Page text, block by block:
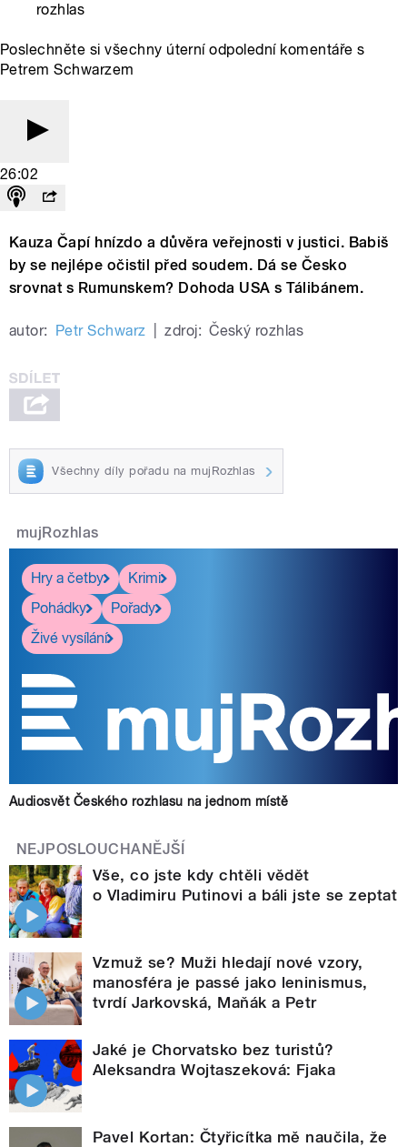
rozhlas
Poslechněte si všechny úterní odpolední komentáře s
Petrem Schwarzem
26:02
Kauza Čapí hnízdo a důvěra veřejnosti v justici. Babiš
by se nejlépe očistil před soudem. Dá se Česko
srovnat s Rumunskem? Dohoda USA s Tálibánem.
autor: Petr Schwarz zdroj: Český rozhlas
Všechny díly pořadu na mujRozhlas
mujRozhlas
Hry a četby
Krimi
Pohádky
Pořady
Živé vysílání
Audiosvět Českého rozhlasu na jednom místě
NEJPOSLOUCHANĚJŠÍ
Vše, co jste kdy chtěli vědět
o Vladimiru Putinovi a báli jste se zeptat
Vzmuž se? Muži hledají nové vzory,
manosféra je passé jako leninismus,
tvrdí Jarkovská, Maňák a Petr
Jaké je Chorvatsko bez turistů?
Aleksandra Wojtaszeková: Fjaka
Pavel Kortan: Čtyřicítka mě naučila, že